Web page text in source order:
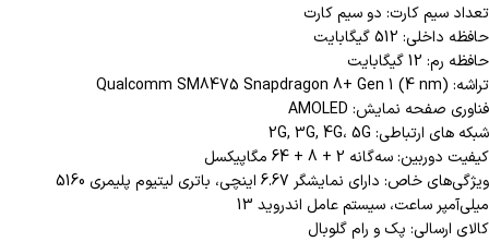
تعداد سیم کارت: دو سیم کارت
حافظه داخلی: 512 گیگابایت
حافظه رم: 12 گیگابایت
تراشه: Qualcomm SM8475 Snapdragon 8+ Gen 1 (4 nm)
فناوری صفحه نمایش: AMOLED
شبکه های ارتباطی: 2G, 3G, 4G، 5G
کیفیت دوربین: سه‌گانه 2 + 8 + 64 مگاپیکسل
ویژگی‌های خاص: دارای نمایشگر 6.67 اینچی، باتری لیتیوم پلیمری 5160
میلی‌آمپر ساعت، سیستم عامل اندروید 13
کالای ارسالی: پک و رام گلوبال